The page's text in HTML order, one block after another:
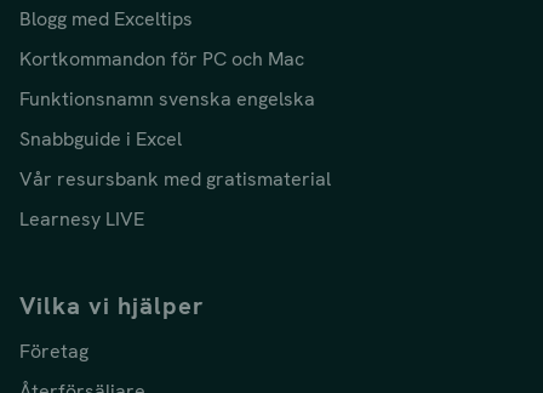
Blogg med Exceltips
Kortkommandon för PC och Mac
Funktionsnamn svenska engelska
Snabbguide i Excel
Vår resursbank med gratismaterial
Learnesy LIVE
Vilka vi hjälper
Företag